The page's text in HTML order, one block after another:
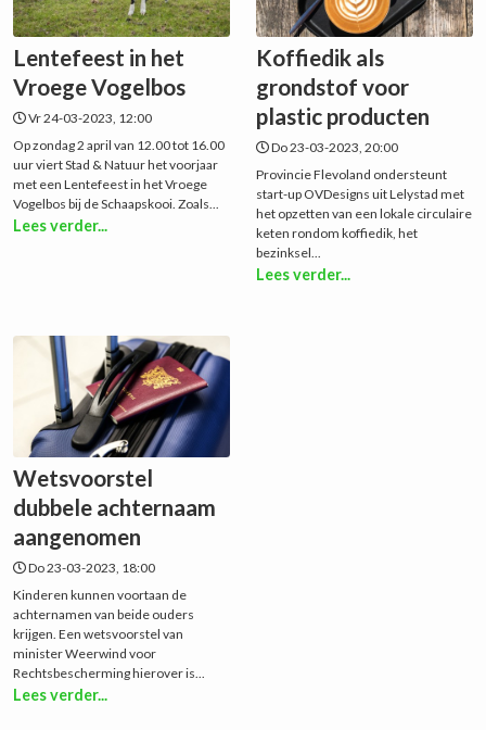
Lentefeest in het
Vroege Vogelbos
Vr 24-03-2023, 12:00
Op zondag 2 april van 12.00 tot 16.00
uur viert Stad & Natuur het voorjaar
met een Lentefeest in het Vroege
Vogelbos bij de Schaapskooi. Zoals...
Lees verder...
Koffiedik als
grondstof voor
plastic producten
Do 23-03-2023, 20:00
Provincie Flevoland ondersteunt
start-up OVDesigns uit Lelystad met
het opzetten van een lokale circulaire
keten rondom koffiedik, het
bezinksel...
Lees verder...
Wetsvoorstel
dubbele achternaam
aangenomen
Do 23-03-2023, 18:00
Kinderen kunnen voortaan de
achternamen van beide ouders
krijgen. Een wetsvoorstel van
minister Weerwind voor
Rechtsbescherming hierover is...
Lees verder...